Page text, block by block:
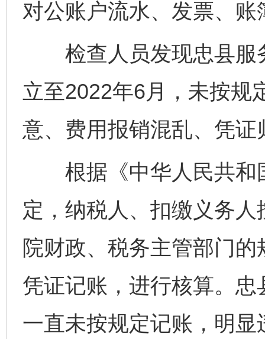
对公账户流水、发票、
检查人员发现忠县服
立至2022年6月，未按规
意、费用报销混乱、凭证
根据《中华人民共和
定，纳税人、扣缴义务
院财政、税务主管部门
凭证记账，进行核算。
一直未按规定记账，明